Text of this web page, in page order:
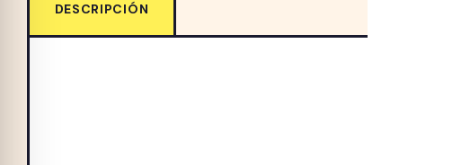
DESCRIPCIÓN